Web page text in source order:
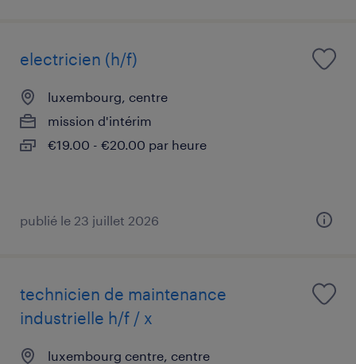
electricien (h/f)
luxembourg, centre
mission d'intérim
€19.00 - €20.00 par heure
publié le 23 juillet 2026
technicien de maintenance
industrielle h/f / x
luxembourg centre, centre